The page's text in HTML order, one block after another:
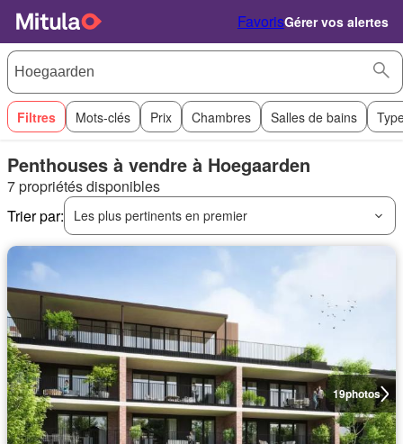
FavorisGérer vos alertes
Filtres Mots-clés Prix Chambres Salles de bains
Penthouses à vendre à Hoegaarden
7 propriétés disponibles
Trier par:
Les plus pertinents en premier
19photos